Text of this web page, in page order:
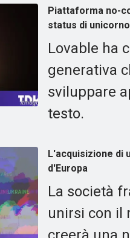
Piattaforma no-
status di unicorno
Lovable ha
generativa
sviluppare
testo.
L'acquisizione di
d'Europa
La società
unirsi con il